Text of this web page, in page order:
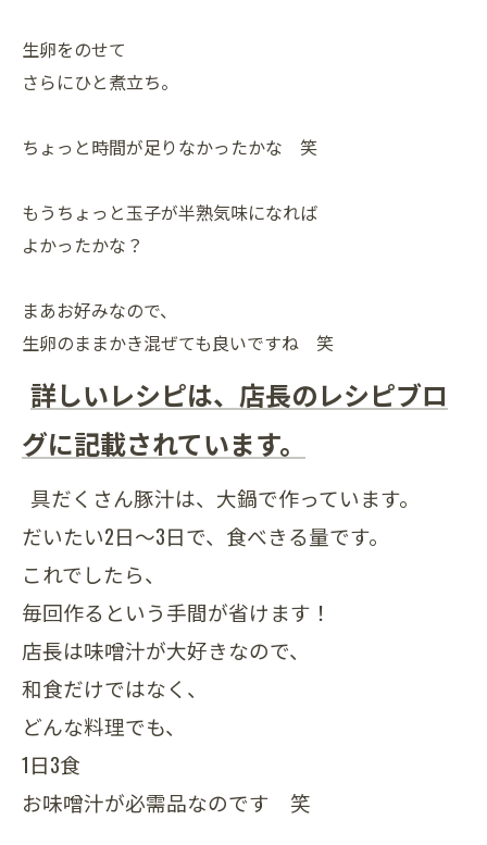
生卵をのせて
さらにひと煮立ち。
ちょっと時間が足りなかったかな 笑
もうちょっと玉子が半熟気味になれば
よかったかな？
まあお好みなので、
生卵のままかき混ぜても良いですね 笑
詳しいレシピは、店長のレシピブロ
グに記載されています。
具だくさん豚汁は、大鍋で作っています。
だいたい2日～3日で、食べきる量です。
これでしたら、
毎回作るという手間が省けます！
店長は味噌汁が大好きなので、
和食だけではなく、
どんな料理でも、
1日3食
お味噌汁が必需品なのです 笑